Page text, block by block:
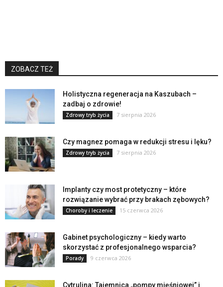
ZOBACZ TEŻ
Holistyczna regeneracja na Kaszubach –
zadbaj o zdrowie!
Zdrowy tryb życia 7 sierpnia 2026
Czy magnez pomaga w redukcji stresu i lęku?
Zdrowy tryb życia 7 sierpnia 2026
Implanty czy most protetyczny – które
rozwiązanie wybrać przy brakach zębowych?
Choroby i leczenie 15 czerwca 2026
Gabinet psychologiczny – kiedy warto
skorzystać z profesjonalnego wsparcia?
Porady 9 czerwca 2026
Cytrulina: Tajemnica „pompy mięśniowej” i